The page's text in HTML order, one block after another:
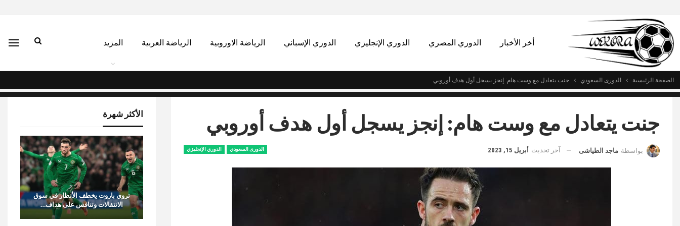
أخر الأخبار الدوري المصري الدوري الإنجليزي الدوري الإسباني الرياضة الاوروبية الرياضة العربية المزيد
الصفحة الرئيسية الدورى السعودي جنت يتعادل مع وست هام: إنجز يسجل أول هدف أوروبي
جنت يتعادل مع وست هام: إنجز يسجل أول هدف أوروبي
الدورى السعودي الدوري الإنجليزي بواسطة ماجد الطياشى آخر تحديث أبريل 15, 2023
الأكثر شهرة
تروي باروت يخطف الأنظار في سوق
الانتقالات وتنافس على هداف…